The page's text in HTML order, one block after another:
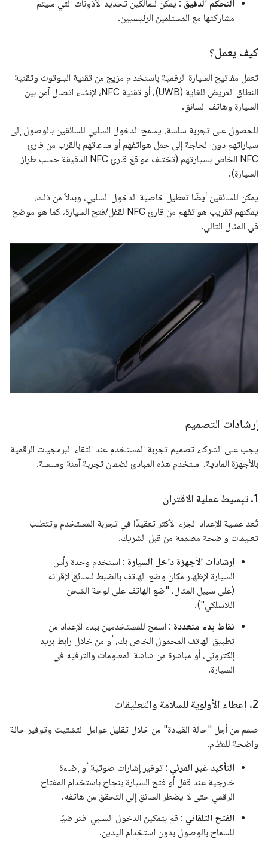
التحكم الدقيق : يمكن للمالكين تحديد الأذونات التي سيتم
مشاركتها مع المستلمين الرئيسيين.
كيف يعمل؟
تعمل مفاتيح السيارة الرقمية باستخدام مزيج من تقنية البلوتوث وتقنية
النطاق العريض للغاية (UWB)، أو تقنية NFC، لإنشاء اتصال آمن بين
السيارة وهاتف السائق.
للحصول على تجربة سلسة، يسمح الدخول السلبي للسائقين بالوصول إلى
سياراتهم دون الحاجة إلى حمل هواتفهم أو ساعاتهم بالقرب من قارئ
NFC الخاص بسيارتهم (تختلف مواقع قارئ NFC الدقيقة حسب طراز
السيارة).
يمكن للسائقين أيضًا تعطيل خاصية الدخول السلبي، وبدلاً من ذلك،
يمكنهم تقريب هواتفهم من قارئ NFC لقفل/فتح السيارة، كما هو موضح
في المثال التالي.
إرشادات التصميم
يجب على الشركاء تصميم تجربة المستخدم عند التقاء البرمجيات الرقمية
بالأجهزة المادية. استخدم هذه المبادئ لضمان تجربة آمنة وسلسة.
1
. تبسيط عملية الاقتران
تُعد عملية الإعداد الجزء الأكثر تعقيدًا في تجربة المستخدم وتتطلب
تعليمات واضحة مصممة من قبل الشريك.
إرشادات الأجهزة داخل السيارة : استخدم وحدة رأس
السيارة لإظهار مكان وضع الهاتف بالضبط للسائق لإقرانه
(على سبيل المثال، "ضع الهاتف على لوحة الشحن
اللاسلكي").
نقاط بدء متعددة : اسمح للمستخدمين ببدء الإعداد من
تطبيق الهاتف المحمول الخاص بك، أو من خلال رابط بريد
إلكتروني، أو مباشرة من شاشة المعلومات والترفيه في
السيارة.
2
. إعطاء الأولوية للسلامة والتعليقات
صمم من أجل "حالة القيادة" من خلال تقليل عوامل التشتيت وتوفير حالة
واضحة للنظام.
التأكيد غير المرئي : توفير إشارات صوتية أو إضاءة
خارجية عند قفل أو فتح السيارة بنجاح باستخدام المفتاح
الرقمي حتى لا يضطر السائق إلى التحقق من هاتفه.
الفتح التلقائي : قم بتمكين الدخول السلبي افتراضيًا
للسماح بالوصول بدون استخدام اليدين.